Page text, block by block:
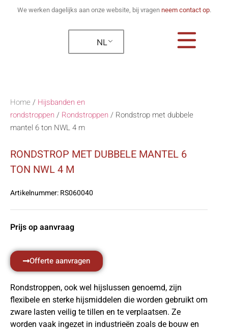
We werken dagelijks aan onze website, bij vragen neem contact op.
NL
Home / Hijsbanden en
rondstroppen / Rondstroppen / Rondstrop met dubbele
mantel 6 ton NWL 4 m
RONDSTROP MET DUBBELE MANTEL 6
TON NWL 4 M
Artikelnummer:RS060040
Prijs op aanvraag
Offerte aanvragen
Rondstroppen, ook wel hijslussen genoemd, zijn
flexibele en sterke hijsmiddelen die worden gebruikt om
zware lasten veilig te tillen en te verplaatsen. Ze
worden vaak ingezet in industrieën zoals de bouw en